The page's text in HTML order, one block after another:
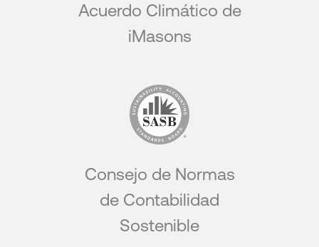
Acuerdo Climático de
iMasons
Consejo de Normas
de Contabilidad
Sostenible